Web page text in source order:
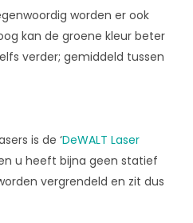
worden er ook
kan de groene kleur beter
verder; gemiddeld tussen
is de ‘DeWALT Laser
u heeft bijna geen statief
vergrendeld en zit dus